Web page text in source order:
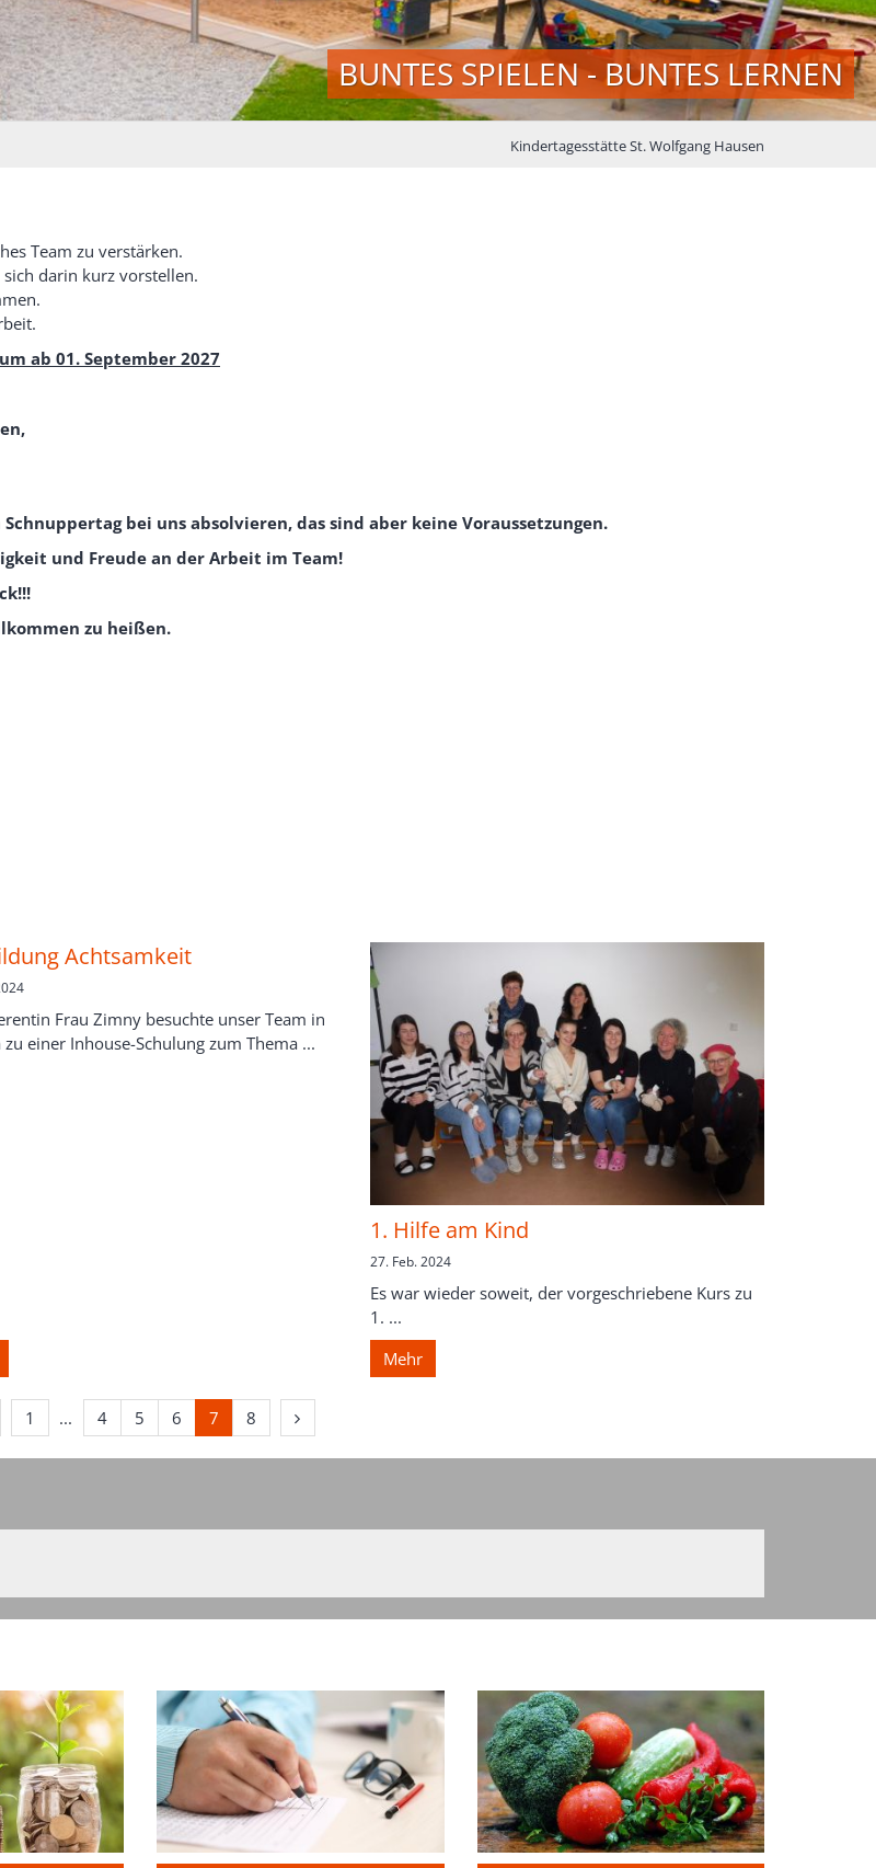
SPIELEN - BUNTES LERNEN
Kindertagesstätte St. Wolfgang Hausen
Team zu verstärken.
darin kurz vorstellen.
ab 01. September 2027
bei uns absolvieren, das sind aber keine Voraussetzungen.
und Freude an der Arbeit im Team!
zu heißen.
Achtsamkeit
Frau Zimny besuchte unser Team in
zu einer Inhouse-Schulung zum Thema ...
1. Hilfe am Kind
27. Feb. 2024
Es war wieder soweit, der vorgeschriebene Kurs zu
1. ...
Mehr
Seite
Erste Seite
1 4 5 6 7 8 Nächste Seite